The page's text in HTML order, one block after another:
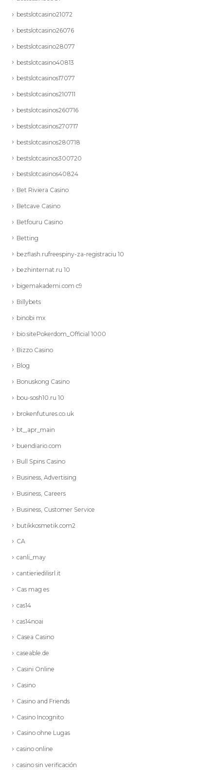
bestslotcasino21072
bestslotcasino26076
bestslotcasino28077
bestslotcasino40813
bestslotcasinos17077
bestslotcasinos210711
bestslotcasinos260716
bestslotcasinos270717
bestslotcasinos280718
bestslotcasinos300720
bestslotcasinos40824
Bet Riviera Casino
Betcave Casino
Betfouru Casino
Betting
bezflash.rufreespiny-za-registraciu 10
bezhinternat.ru 10
bigemakademi.com c9
Billybets
binobi mx
bio.sitePokerdom_Official 1000
Bizzo Casino
Blog
Bonuskong Casino
bou-sosh10.ru 10
brokenfutures.co.uk
bt_,apr_main
buendiario.com
Bull Spins Casino
Business, Advertising
Business, Careers
Business, Customer Service
butikkosmetik.com2
CA
canli_may
cantieriedilisrl.it
Cas mag es
cas14
cas14noai
Casea Casino
caseable.de
Casini Online
Casino
Casino and Friends
Casino Incognito
Casino ohne Lugas
casino online
casino sin verificación